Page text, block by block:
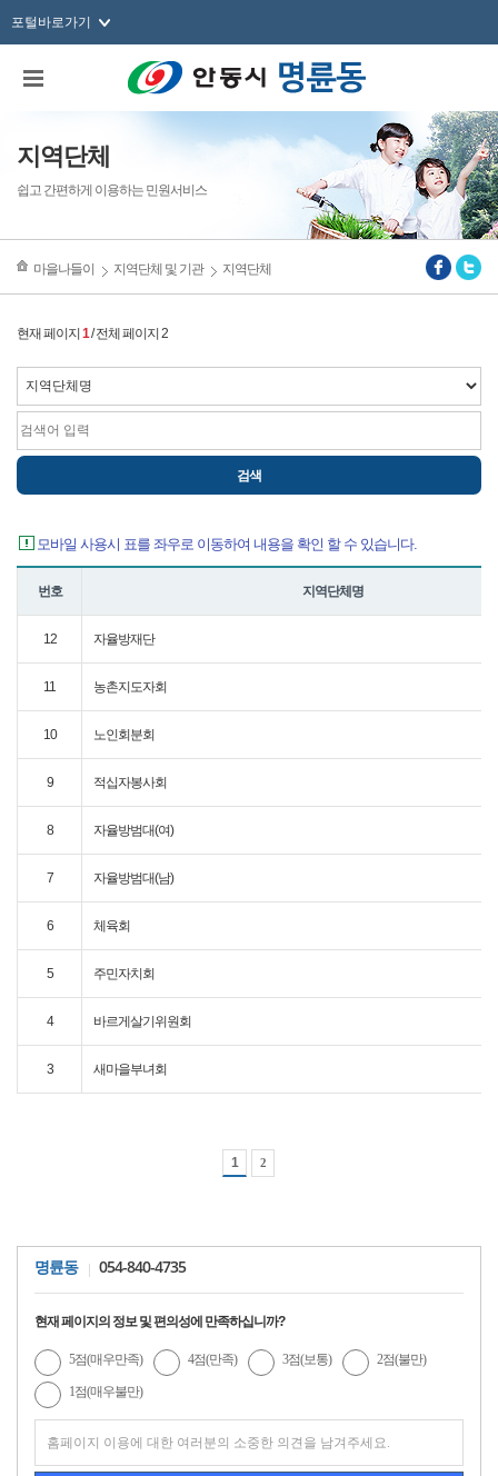
포털바로가기
지역단체
쉽고 간편하게 이용하는 민원서비스
마을나들이 지역단체 및 기관 지역단체
현재 페이지 1/ 전체 페이지 2
모바일 사용시 표를 좌우로 이동하여 내용을 확인 할 수 있습니다.
번호 지역단체명
12 자율방재단
11 농촌지도자회
10 노인회분회
9 적십자봉사회
8 자율방범대(여)
7 자율방범대(남)
6 체육회
5 주민자치회
4 바르게살기위원회
3 새마을부녀회
1 2
명륜동 054-840-4735
현재 페이지의 정보 및 편의성에 만족하십니까?
5점(매우만족) 4점(만족) 3점(보통) 2점(불만)
1점(매우불만)